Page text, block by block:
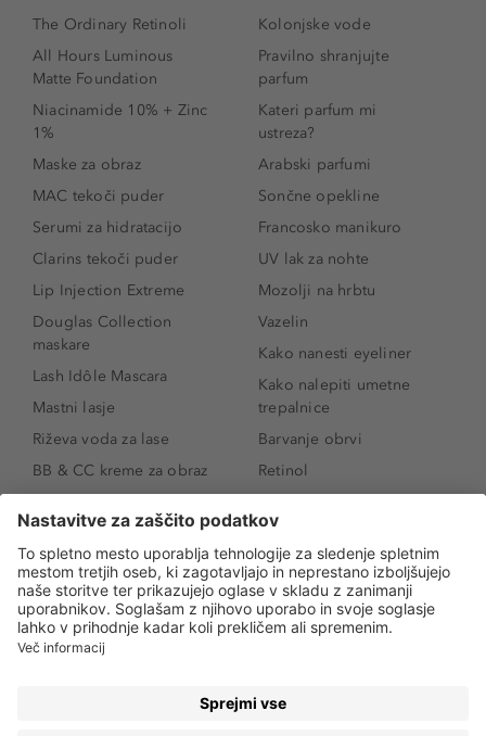
The Ordinary Retinoli
All Hours Luminous
Matte Foundation
Niacinamide 10% + Zinc
1%
Maske za obraz
MAC tekoči puder
Serumi za hidratacijo
Clarins tekoči puder
Lip Injection Extreme
Douglas Collection
maskare
Lash Idôle Mascara
Mastni lasje
Riževa voda za lase
BB & CC kreme za obraz
SPF 30
Senčila za oči
Tekoči puder
Ličenje povešenih vek
Kako povečati oči
Kolonjske vode
Pravilno shranjujte
parfum
Kateri parfum mi
ustreza?
Arabski parfumi
Sončne opekline
Francosko manikuro
UV lak za nohte
Mozolji na hrbtu
Vazelin
Kako nanesti eyeliner
Kako nalepiti umetne
trepalnice
Barvanje obrvi
Retinol
Niacinamid
Rozacea
Salicilna kislina